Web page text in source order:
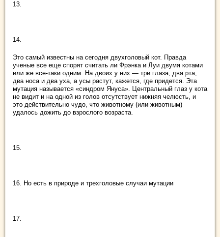
13.
14.
Это самый известны на сегодня двухголовый кот. Правда
ученые все еще спорят считать ли Фрэнка и Луи двумя котами
или же все-таки одним. На двоих у них — три глаза, два рта,
два носа и два уха, а усы растут, кажется, где придется. Эта
мутация называется «синдром Януса». Центральный глаз у кота
не видит и на одной из голов отсутствует нижняя челюсть, и
это действительно чудо, что животному (или животным)
удалось дожить до взрослого возраста.
15.
16. Но есть в природе и трехголовые случаи мутации
17.